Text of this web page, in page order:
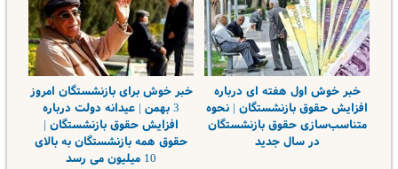
خبر خوش اول هفته ای درباره
افزایش حقوق بازنشستگان | نحوه
متناسب‌سازی حقوق بازنشستگان
در سال جدید
خبر خوش برای بازنشستگان امروز
3 بهمن | عیدانه دولت درباره
افزایش حقوق بازنشستگان |
حقوق همه بازنشستگان به بالای
10 میلیون می رسد